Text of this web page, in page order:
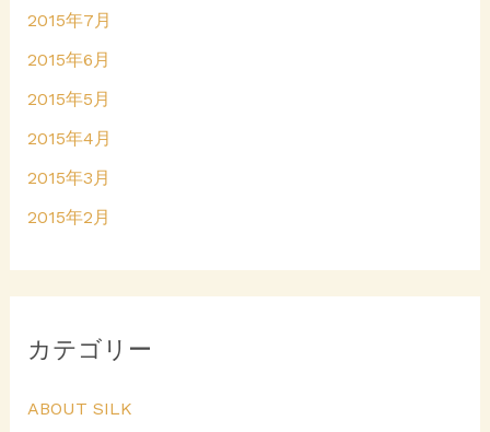
2015年7月
2015年6月
2015年5月
2015年4月
2015年3月
2015年2月
カテゴリー
ABOUT SILK